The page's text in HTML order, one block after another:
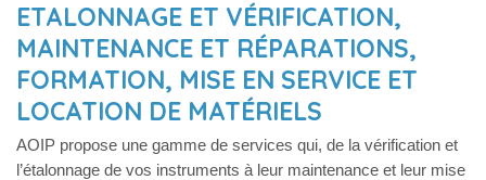
ETALONNAGE ET VÉRIFICATION,
MAINTENANCE ET RÉPARATIONS,
FORMATION, MISE EN SERVICE ET
LOCATION DE MATÉRIELS
AOIP propose une gamme de services qui, de la vérification et
l’étalonnage de vos instruments à leur maintenance et leur mise